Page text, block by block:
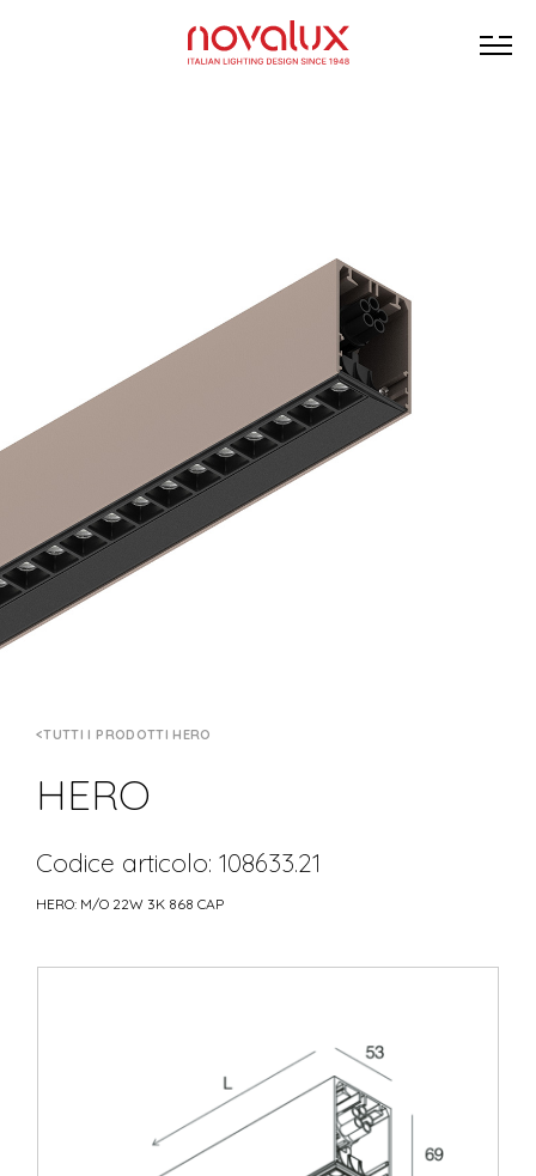
TUTTI I PRODOTTI HERO
HERO
Codice articolo: 108633.21
HERO: M/O 22W 3K 868 CAP